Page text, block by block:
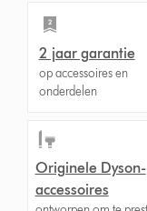
2 jaar garantie
op accessoires en
onderdelen
Originele Dyson-
accessoires